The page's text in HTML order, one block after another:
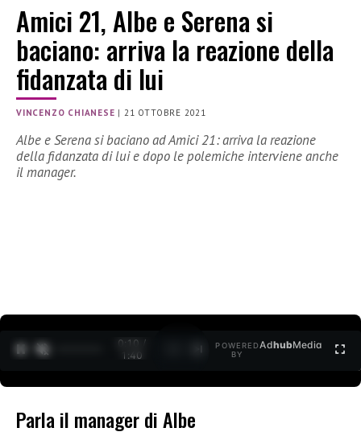
Amici 21, Albe e Serena si
baciano: arriva la reazione della
fidanzata di lui
VINCENZO CHIANESE |21 OTTOBRE 2021
Albe e Serena si baciano ad Amici 21: arriva la reazione
della fidanzata di lui e dopo le polemiche interviene anche
il manager.
0:10 /
1:40
POWERED
BY
AdhubMedia
Parla il manager di Albe